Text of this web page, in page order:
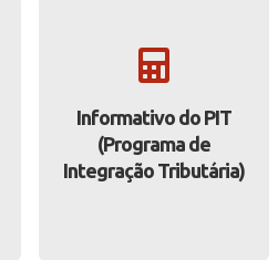
Informativo do PIT
(Programa de
Integração Tributária)